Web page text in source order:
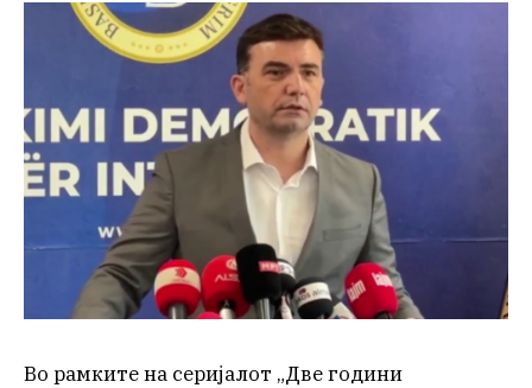
Во рамките на серијалот „Две години